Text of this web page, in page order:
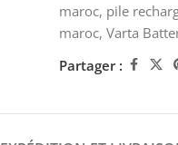
maroc, pile
maroc, Varta
Partager :